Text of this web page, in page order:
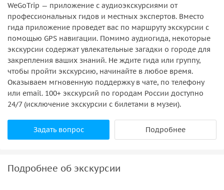
WeGoTrip — приложение с аудиоэкскурсиями от
профессиональных гидов и местных экспертов. Вместо
гида приложение проведет вас по маршруту экскурсии с
помощью GPS навигации. Помимо аудиогида, некоторые
экскурсии содержат увлекательные загадки о городе для
закрепления ваших знаний. Не ждите гида или группу,
чтобы пройти экскурсию, начинайте в любое время.
Оказываем мгновенную поддержку в чате, по телефону
или email. 100+ экскурсий по городам России доступно
24/7 (исключение экскурсии с билетами в музеи).
Задать вопрос Подробнее
Подробнее об экскурсии